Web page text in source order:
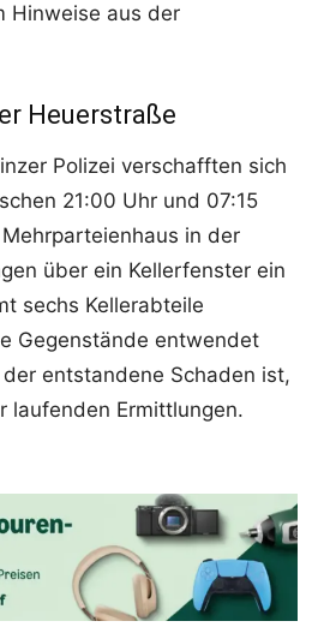
Hinweise aus der
Heuerstraße
Polizei verschafften sich
21:00 Uhr und 07:15
in der
über ein Kellerfenster ein
sechs Kellerabteile
Gegenstände entwendet
entstandene Schaden ist,
laufenden Ermittlungen.